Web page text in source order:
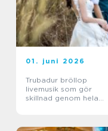
01. juni 2026
Trubadur bröllop
livemusik som gör
skillnad genom hela